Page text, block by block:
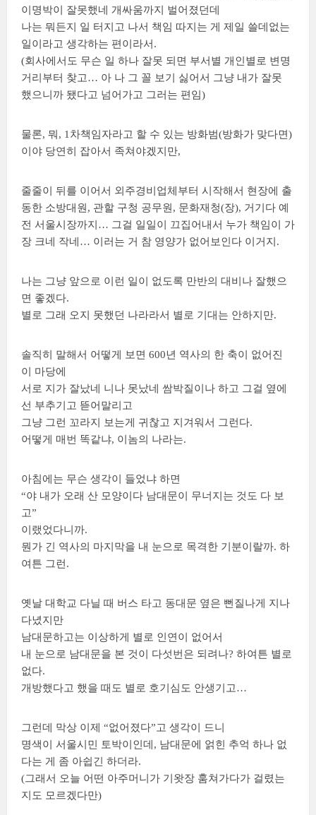
이명박이 잘못했네 개싸움까지 벌어졌던데
나는 뭐든지 일 터지고 나서 책임 따지는 게 제일 쓸데없는
일이라고 생각하는 편이라서.
(회사에서도 무슨 일 하나 잘못 되면 부서별 개인별로 변명
거리부터 찾고… 아 나 그 꼴 보기 싫어서 그냥 내가 잘못
했으니까 됐다고 넘어가고 그러는 편임)
물론, 뭐, 1차책임자라고 할 수 있는 방화범(방화가 맞다면)
이야 당연히 잡아서 족쳐야겠지만,
줄줄이 뒤를 이어서 외주경비업체부터 시작해서 현장에 출
동한 소방대원, 관할 구청 공무원, 문화재청(장), 거기다 예
전 서울시장까지… 그걸 일일이 끄집어내서 누가 책임이 가
장 크네 작네… 이러는 거 참 영양가 없어보인다 이거지.
나는 그냥 앞으로 이런 일이 없도록 만반의 대비나 잘했으
면 좋겠다.
별로 그래 오지 못했던 나라라서 별로 기대는 안하지만.
솔직히 말해서 어떻게 보면 600년 역사의 한 축이 없어진
이 마당에
서로 지가 잘났네 니나 못났네 쌈박질이나 하고 그걸 옆에
선 부추기고 뜯어말리고
그냥 그런 꼬라지 보는게 귀찮고 지겨워서 그런다.
어떻게 매번 똑같냐, 이놈의 나라는.
아침에는 무슨 생각이 들었냐 하면
“야 내가 오래 산 모양이다 남대문이 무너지는 것도 다 보
고”
이랬었다니까.
뭔가 긴 역사의 마지막을 내 눈으로 목격한 기분이랄까. 하
여튼 그런.
옛날 대학교 다닐 때 버스 타고 동대문 옆은 뻔질나게 지나
다녔지만
남대문하고는 이상하게 별로 인연이 없어서
내 눈으로 남대문을 본 것이 다섯번은 되려나? 하여튼 별로
없다.
개방했다고 했을 때도 별로 호기심도 안생기고…
그런데 막상 이제 “없어졌다”고 생각이 드니
명색이 서울시민 토박이인데, 남대문에 얽힌 추억 하나 없
다는 게 좀 아쉽긴 하더라.
(그래서 오늘 어떤 아주머니가 기왓장 훔쳐가다가 걸렸는
지도 모르겠다만)